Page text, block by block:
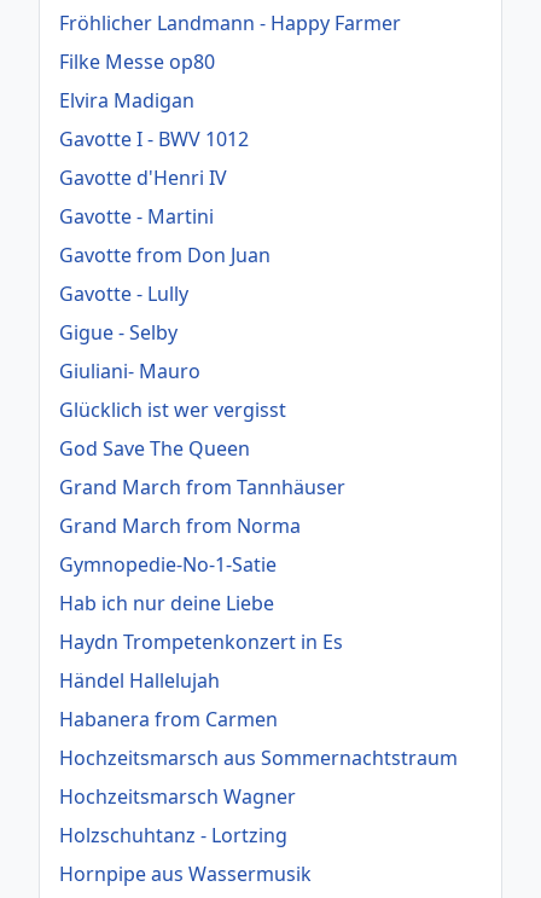
Fröhlicher Landmann - Happy Farmer
Filke Messe op80
Elvira Madigan
Gavotte I - BWV 1012
Gavotte d'Henri IV
Gavotte - Martini
Gavotte from Don Juan
Gavotte - Lully
Gigue - Selby
Giuliani- Mauro
Glücklich ist wer vergisst
God Save The Queen
Grand March from Tannhäuser
Grand March from Norma
Gymnopedie-No-1-Satie
Hab ich nur deine Liebe
Haydn Trompetenkonzert in Es
Händel Hallelujah
Habanera from Carmen
Hochzeitsmarsch aus Sommernachtstraum
Hochzeitsmarsch Wagner
Holzschuhtanz - Lortzing
Hornpipe aus Wassermusik